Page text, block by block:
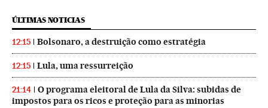
ÚLTIMAS NOTICIAS
12:15 Bolsonaro, a destruição como estratégia
12:15 Lula, uma ressurreição
21:14
O programa eleitoral de Lula da Silva: subidas de
impostos para os ricos e proteção para as minorias